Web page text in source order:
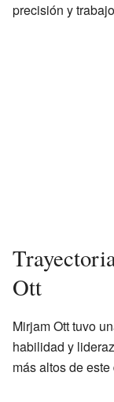
precisión y
Ott
Mirjam Ott tuvo
habilidad y
más altos de este